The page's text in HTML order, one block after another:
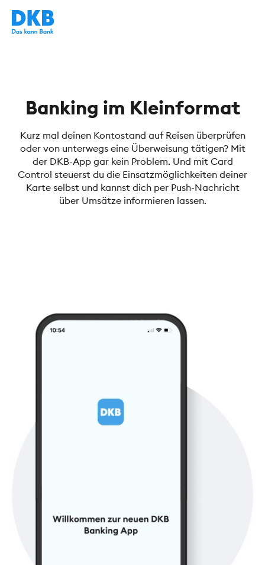
Banking im Kleinformat
Kurz mal deinen Kontostand auf Reisen überprüfen
oder von unterwegs eine Überweisung tätigen? Mit
der DKB-App gar kein Problem. Und mit Card
Control steuerst du die Einsatzmöglichkeiten deiner
Karte selbst und kannst dich per Push-Nachricht
über Umsätze informieren lassen.